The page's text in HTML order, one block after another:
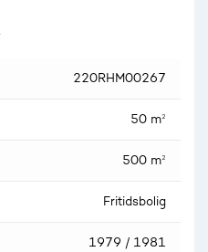
220RHM00267
50 m²
500 m²
Fritidsbolig
1979 / 1981